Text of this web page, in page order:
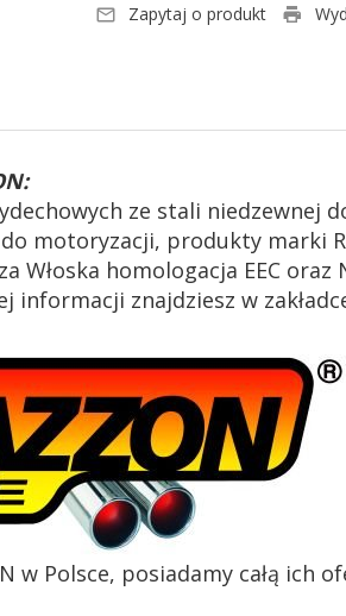
Zapytaj o produkt
ze stali niedzewnej
motoryzacji, produkty marki
Włoska homologacja EEC oraz
informacji znajdziesz w
w Polsce, posiadamy całą ich